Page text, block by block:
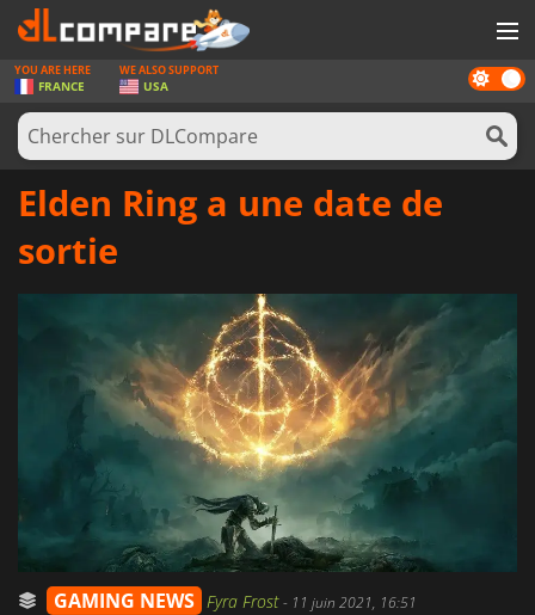
JEUX
CARTES PRÉPAYÉES
LOGICIELS
SE CONNECTER OU S'INSCRIRE
Dark
mode
YOU ARE HERE
FRANCE
WE ALSO SUPPORT
USA
Elden Ring a une date de
sortie
GAMING NEWS Fyra Frost- 11 juin 2021, 16:51